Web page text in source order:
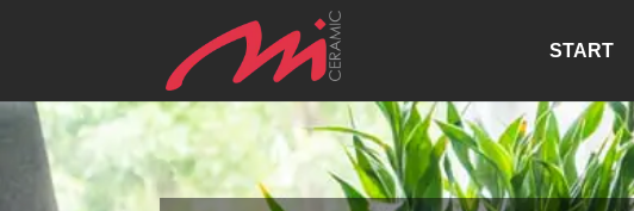
START